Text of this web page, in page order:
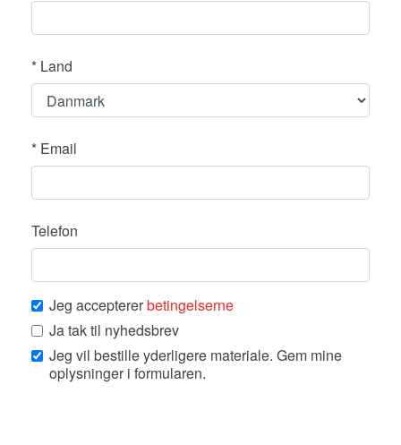
* Land
* Email
Telefon
Jeg acceptererbetingelserne
Ja tak til nyhedsbrev
Jeg vil bestille yderligere materiale. Gem mine
oplysninger i formularen.